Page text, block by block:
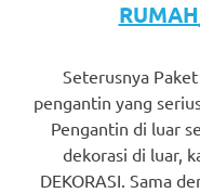
Seterusnya
pengantin yang
Pengantin di luar
dekorasi di luar,
DEKORASI. Sama